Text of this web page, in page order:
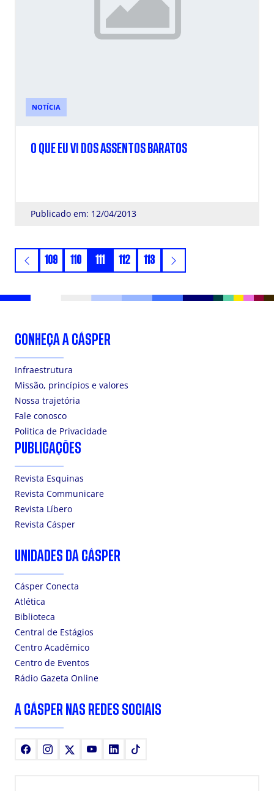
NOTÍCIA
O QUE EU VI DOS ASSENTOS BARATOS
Publicado em: 12/04/2013
109 110 111 112 113
CONHEÇA A CÁSPER
Infraestrutura
Missão, princípios e valores
Nossa trajetória
Fale conosco
Politica de Privacidade
PUBLICAÇÕES
Revista Esquinas
Revista Communicare
Revista Líbero
Revista Cásper
UNIDADES DA CÁSPER
Cásper Conecta
Atlética
Biblioteca
Central de Estágios
Centro Acadêmico
Centro de Eventos
Rádio Gazeta Online
A CÁSPER NAS REDES SOCIAIS
FacebookInstagram YoutubeLinkedIn